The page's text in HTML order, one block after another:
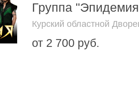
Группа
Курский областной
от 2 700 руб.